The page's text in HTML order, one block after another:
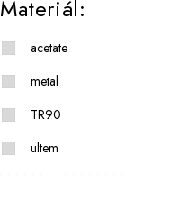
Materiál:
acetate
metal
TR90
ultem